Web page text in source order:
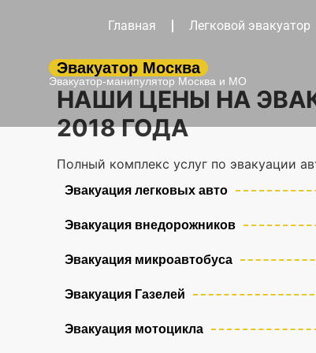
Главная Легковой эвакуатор
Эвакуатор Москва
Эвакуатор-манипулятор Москва и МО
НАШИ ЦЕНЫ НА
2018 ГОДА
Полный комплекс услуг по эвакуации
Эвакуация легковых авто
Эвакуация внедорожников
Эвакуация микроавтобуса
Эвакуация Газелей
Эвакуация мотоцикла